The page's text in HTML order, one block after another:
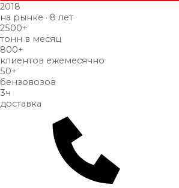
2018
на рынке · 8 лет
2500+
тонн в месяц
800+
клиентов ежемесячно
50+
бензовозов
3ч
доставка